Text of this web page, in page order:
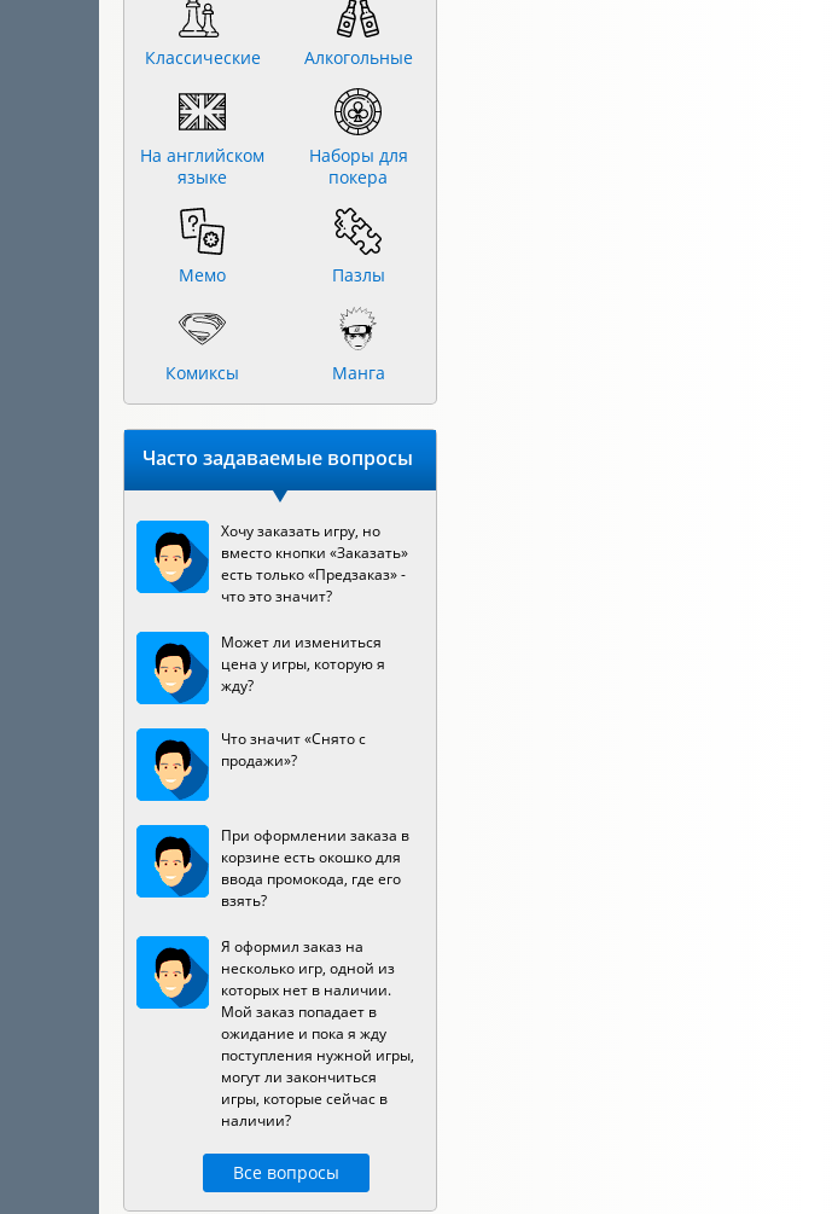
Классические Алкогольные
На английском
языке
Наборы для
покера
Мемо Пазлы
Комиксы Манга
Часто задаваемые вопросы
Хочу заказать игру, но
вместо кнопки «Заказать»
есть только «Предзаказ» -
что это значит?
Может ли измениться
цена у игры, которую я
жду?
Что значит «Снято с
продажи»?
При оформлении заказа в
корзине есть окошко для
ввода промокода, где его
взять?
Я оформил заказ на
несколько игр, одной из
которых нет в наличии.
Мой заказ попадает в
ожидание и пока я жду
поступления нужной игры,
могут ли закончиться
игры, которые сейчас в
наличии?
Все вопросы